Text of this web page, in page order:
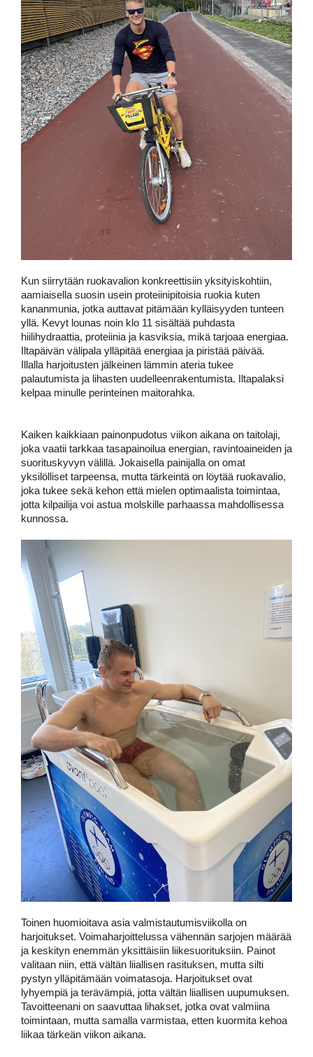
Kun siirrytään ruokavalion konkreettisiin yksityiskohtiin,
aamiaisella suosin usein proteiinipitoisia ruokia kuten
kananmunia, jotka auttavat pitämään kylläisyyden tunteen
yllä. Kevyt lounas noin klo 11 sisältää puhdasta
hiilihydraattia, proteiinia ja kasviksia, mikä tarjoaa energiaa.
Iltapäivän välipala ylläpitää energiaa ja piristää päivää.
Illalla harjoitusten jälkeinen lämmin ateria tukee
palautumista ja lihasten uudelleenrakentumista. Iltapalaksi
kelpaa minulle perinteinen maitorahka.
Kaiken kaikkiaan painonpudotus viikon aikana on taitolaji,
joka vaatii tarkkaa tasapainoilua energian, ravintoaineiden ja
suorituskyvyn välillä. Jokaisella painijalla on omat
yksilölliset tarpeensa, mutta tärkeintä on löytää ruokavalio,
joka tukee sekä kehon että mielen optimaalista toimintaa,
jotta kilpailija voi astua molskille parhaassa mahdollisessa
kunnossa.
Toinen huomioitava asia valmistautumisviikolla on
harjoitukset. Voimaharjoittelussa vähennän sarjojen määrää
ja keskityn enemmän yksittäisiin liikesuorituksiin. Painot
valitaan niin, että vältän liiallisen rasituksen, mutta silti
pystyn ylläpitämään voimatasoja. Harjoitukset ovat
lyhyempiä ja terävämpiä, jotta vältän liiallisen uupumuksen.
Tavoitteenani on saavuttaa lihakset, jotka ovat valmiina
toimintaan, mutta samalla varmistaa, etten kuormita kehoa
liikaa tärkeän viikon aikana.